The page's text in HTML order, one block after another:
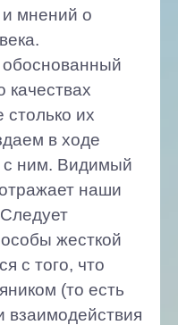
и мнений о
качествах
столько их
в ходе
с ним. Видимый
наши
жесткой
с того, что
(то есть
взаимодействия